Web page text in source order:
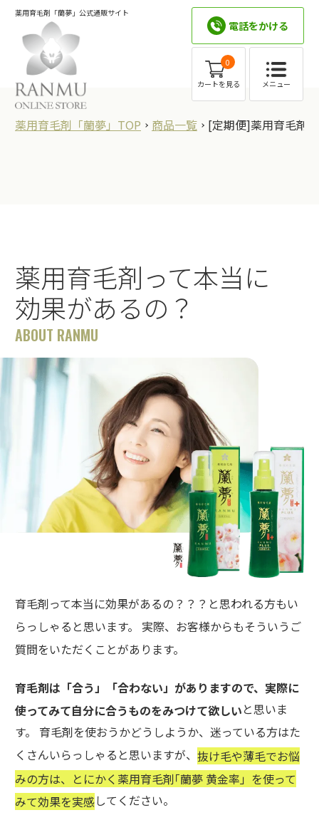
薬用育毛剤「蘭夢」公式通販サイト
電話をかける
0
カートを見る メニュー
薬用育毛剤「蘭夢」TOP 商品一覧 [定期便]薬用育毛剤
薬用育毛剤って本当に
効果があるの？
ABOUT RANMU
育毛剤って本当に効果があるの？？？と思われる方もい
らっしゃると思います。 実際、お客様からもそういうご
質問をいただくことがあります。
育毛剤は「合う」「合わない」がありますので、実際に
使ってみて自分に合うものをみつけて欲しいと思いま
す。 育毛剤を使おうかどうしようか、迷っている方はた
くさんいらっしゃると思いますが、 抜け毛や薄毛でお悩
みの方は、とにかく薬用育毛剤｢蘭夢 黄金率」を使って
みて効果を実感してください。